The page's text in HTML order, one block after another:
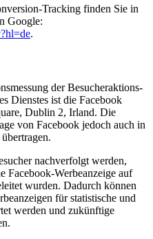
Tracking finden Sie in
Google:
.
der Besucheraktions-
Dienstes ist die Facebook
Dublin 2, Irland. Die
von Facebook jedoch auch in
nachverfolgt werden,
Facebook-Werbeanzeige auf
wurden. Dadurch können
für statistische und
werden und zukünftige